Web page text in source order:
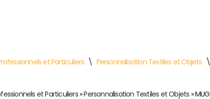
et Particuliers \ Personnalisation Textiles et Objets \
et Particuliers»Personnalisation Textiles et Objets »MUG